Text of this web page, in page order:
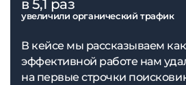
в 5,1 раз
увеличили органический трафик
В кейсе мы рассказываем
эффективной работе нам
на первые строчки